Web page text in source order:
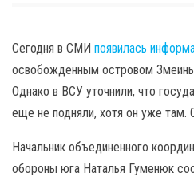
Сегодня в СМИ появилась
освобожденным островом
Однако в ВСУ уточнили, что
еще не подняли, хотя он уже
Начальник объединенного
обороны юга Наталья Гуменюк